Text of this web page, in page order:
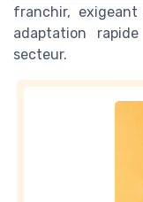
franchir,
adaptation
secteur.